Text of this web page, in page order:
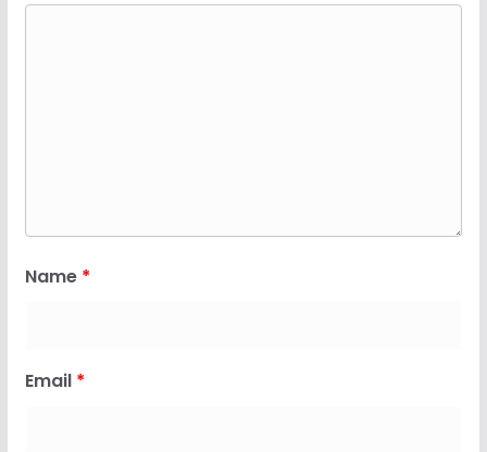
Name *
Email *